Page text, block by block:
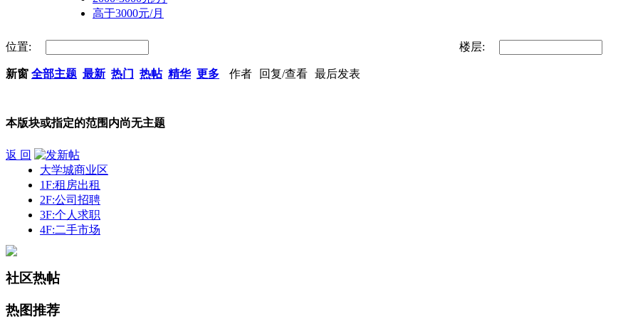
高于3000元/月
位置: 楼层:
新窗 全部主题 最新 热门 热帖 精华 更多 作者 回复/查看 最后发表
本版块或指定的范围内尚无主题
返 回
大学城商业区
1F:租房出租
2F:公司招聘
3F:个人求职
4F:二手市场
社区热帖
热图推荐